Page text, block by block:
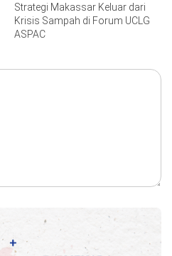
Strategi Makassar Keluar dari
Krisis Sampah di Forum UCLG
ASPAC